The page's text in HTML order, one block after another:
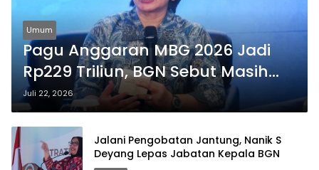
Umum
Pagu Anggaran MBG 2026 Jadi
Rp229 Triliun, BGN Sebut Masih
Bisa Lebih Efisien
Juli 22, 2026
Jalani Pengobatan Jantung, Nanik S
Deyang Lepas Jabatan Kepala BGN